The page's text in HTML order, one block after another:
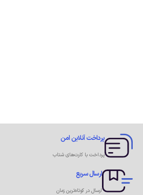
پرداخت آنلاین امن
پرداخت با کارت‌های شتاب
ارسال سریع
ارسال در کوتاه‌ترین زمان